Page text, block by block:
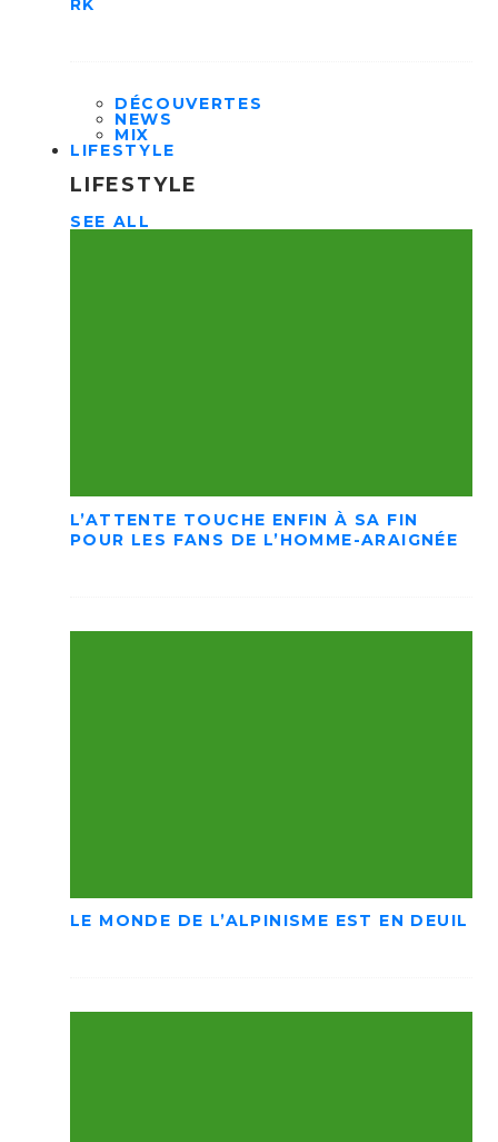
RK
DÉCOUVERTES
NEWS
MIX
LIFESTYLE
LIFESTYLE
SEE ALL
L’ATTENTE TOUCHE ENFIN À SA FIN
POUR LES FANS DE L’HOMME-ARAIGNÉE
LE MONDE DE L’ALPINISME EST EN DEUIL